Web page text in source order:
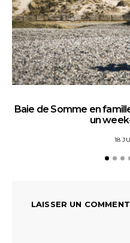
Baie de Somme en
un
18
LAISSER UN